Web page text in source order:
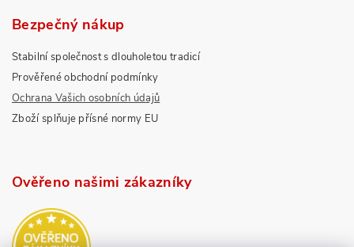
Bezpečný nákup
Stabilní společnost s dlouholetou tradicí
Prověřené obchodní podmínky
Ochrana Vašich osobních údajů
Zboží splňuje přísné normy EU
Ověřeno našimi zákazníky